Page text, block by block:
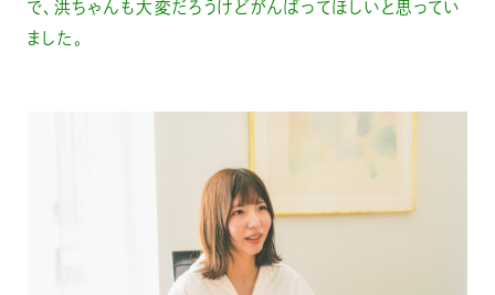
で、洪ちゃんも大変だろうけどがんばってほしいと思ってい
ました。